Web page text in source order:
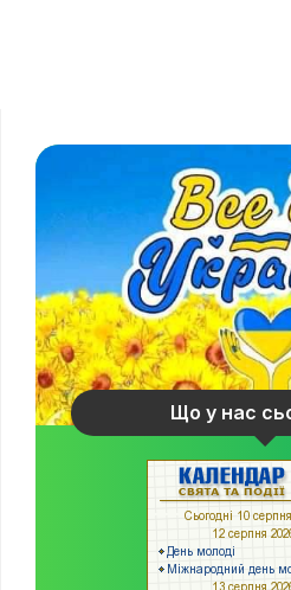
Що у нас